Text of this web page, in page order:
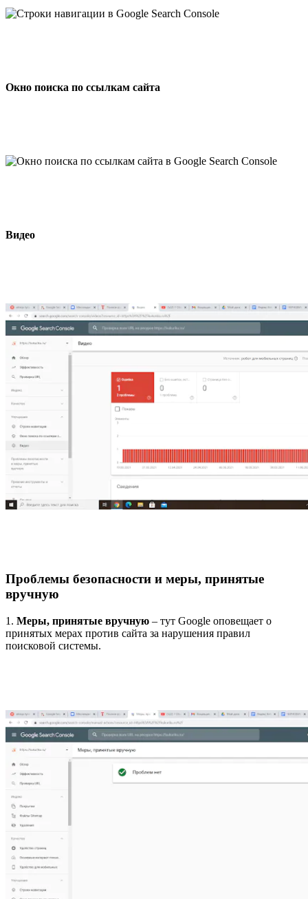
Окно поиска по ссылкам сайта
Видео
Проблемы безопасности и меры, принятые
вручную
1. Меры, принятые вручную – тут Google оповещает о
принятых мерах против сайта за нарушения правил
поисковой системы.